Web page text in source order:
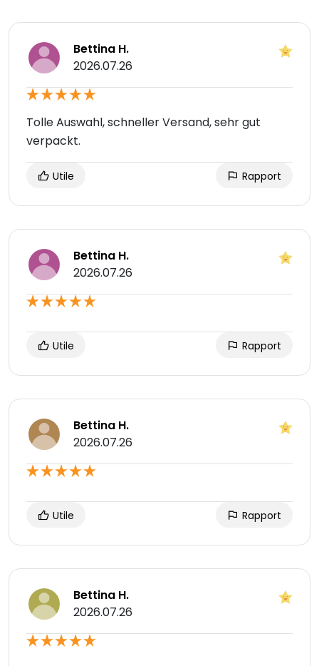
Bettina H.
2026.07.26
Tolle Auswahl, schneller Versand, sehr gut
verpackt.
Utile Rapport
Bettina H.
2026.07.26
Utile Rapport
Bettina H.
2026.07.26
Utile Rapport
Bettina H.
2026.07.26